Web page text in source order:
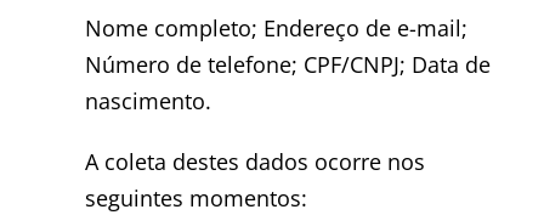
Nome completo; Endereço de e-mail;
Número de telefone; CPF/CNPJ; Data de
nascimento.
A coleta destes dados ocorre nos
seguintes momentos: